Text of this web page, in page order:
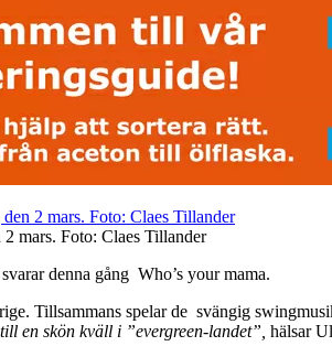
2 mars. Foto: Claes Tillander
denna gång Who’s your mama.
Tillsammans spelar de svängig
en skön kväll i ”evergreen-landet”, hälsar